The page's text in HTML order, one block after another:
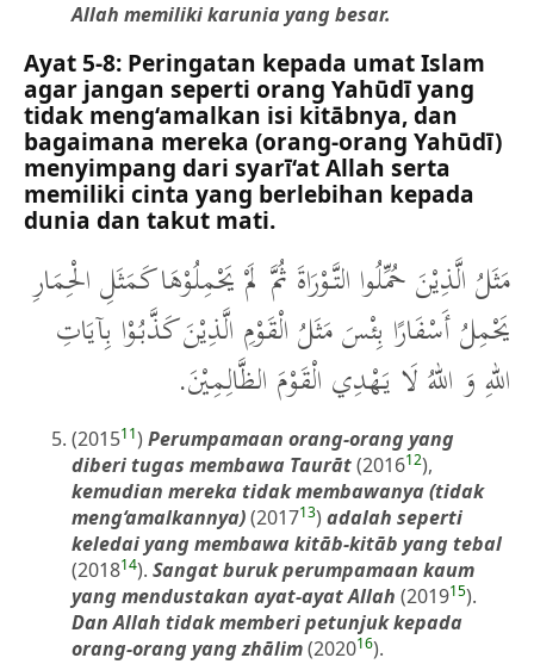
Allah memiliki karunia yang besar.
Ayat 5-8: Peringatan kepada umat Islam
agar jangan seperti orang Yahūdī yang
tidak meng‘amalkan isi kitābnya, dan
bagaimana mereka (orang-orang Yahūdī)
menyimpang dari syarī‘at Allah serta
memiliki cinta yang berlebihan kepada
dunia dan takut mati.
مَثَلُ الَّذِيْنَ حُمِّلُوا التَّوْرَاةَ ثُمَّ لَمْ يَحْمِلُوْهَا كَمَثَلِ الْحِمَارِ
يَحْمِلُ أَسْفَارًا بِئْسَ مَثَلُ الْقَوْمِ الَّذِيْنَ كَذَّبُوْا بِآيَاتِ
اللهِ وَ اللهُ لَا يَهْدِي الْقَوْمَ الظَّالِمِيْنَ.
(201511)Perumpamaan orang-orang yang
diberi tugas membawa Taurāt(201612),
kemudian mereka tidak membawanya (tidak
meng‘amalkannya)(201713)adalah seperti
keledai yang membawa kitāb-kitāb yang tebal
(201814). Sangat buruk perumpamaan kaum
yang mendustakan ayat-ayat Allah (201915).
Dan Allah tidak memberi petunjuk kepada
orang-orang yang zhālim(202016).